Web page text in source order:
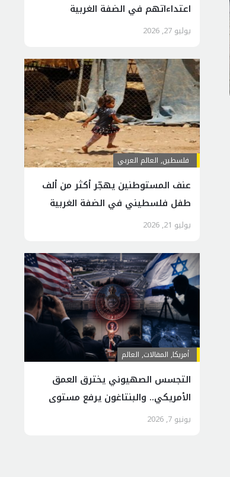
اعتداءاتهم في الضفة الغربية
يوليو 27, 2026
فلسطين, العالم العربي
عنف المستوطنين يهجّر أكثر من ألف
طفل فلسطيني في الضفة الغربية
يوليو 21, 2026
أمريكا, المقالات, العالم
التجسس الصهيوني يخترق العمق
الأمريكي.. والبنتاغون يرفع مستوى
التهديد
يونيو 7, 2026